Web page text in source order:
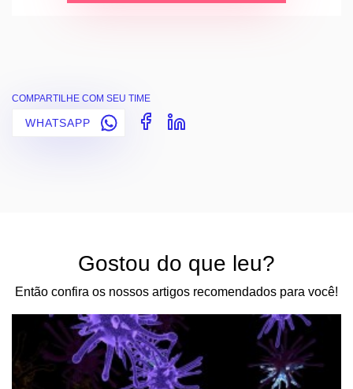
COMPARTILHE COM SEU TIME
WHATSAPP
Gostou do que leu?
Então confira os nossos artigos recomendados para você!